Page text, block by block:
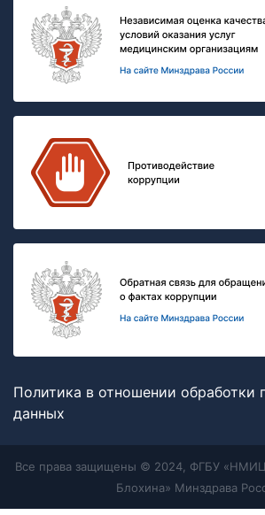
Политика в отношении обработки
данных
Все права защищены © 2024, ФГБУ
Блохина» Минздрава